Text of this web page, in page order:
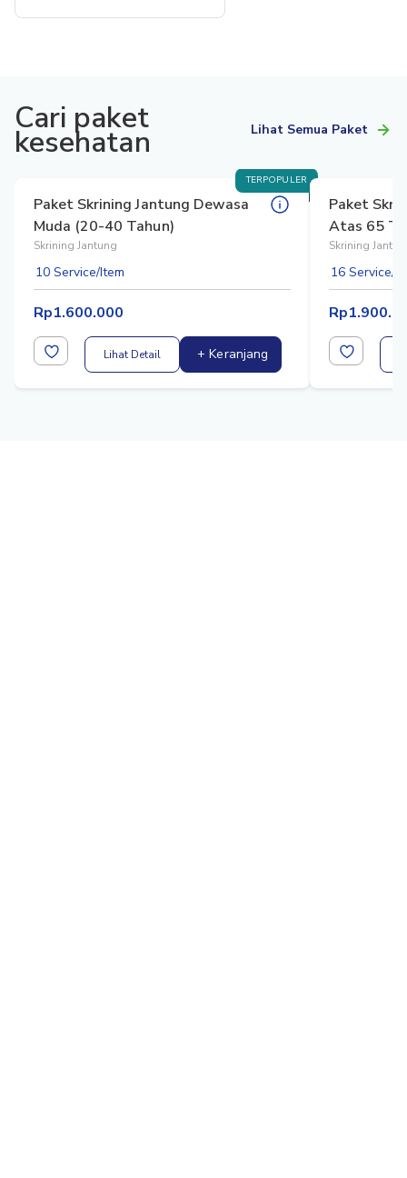
Cari paket
kesehatan Lihat Semua Paket
TERPOPULER
Paket Skrining Jantung Dewasa
Muda (20-40 Tahun)
Skrining Jantung
10 Service/Item
Rp1.600.000
Lihat Detail + Keranjang
Paket
Atas 65
Skrining
16 Service/